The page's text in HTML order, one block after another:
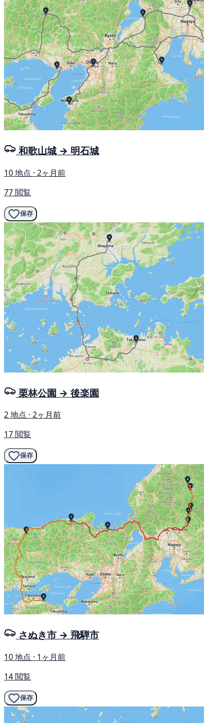
和歌山城 → 明石城
10 地点 · 2ヶ月前
77 閲覧
保存
栗林公園 → 後楽園
2 地点 · 2ヶ月前
17 閲覧
保存
さぬき市 → 飛騨市
10 地点 · 1ヶ月前
14 閲覧
保存